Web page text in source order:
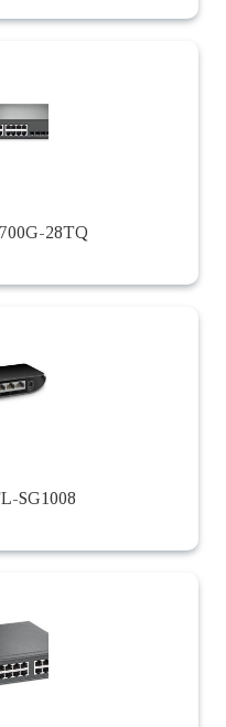
28TQ
SG1008